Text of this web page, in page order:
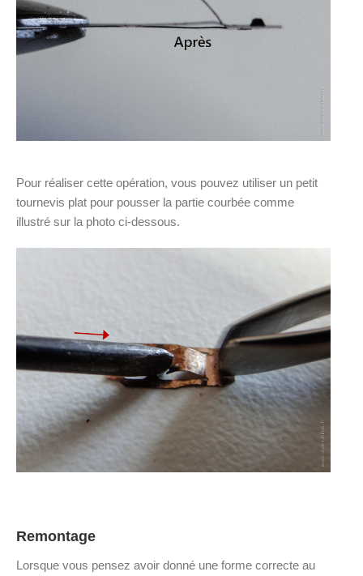
Pour réaliser cette opération, vous pouvez utiliser un petit
tournevis plat pour pousser la partie courbée comme
illustré sur la photo ci-dessous.
Remontage
Lorsque vous pensez avoir donné une forme correcte au